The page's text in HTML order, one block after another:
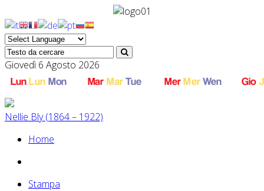
Giovedì 6 Agosto 2026
Nellie Bly (1864 – 1922)
Home
Stampa